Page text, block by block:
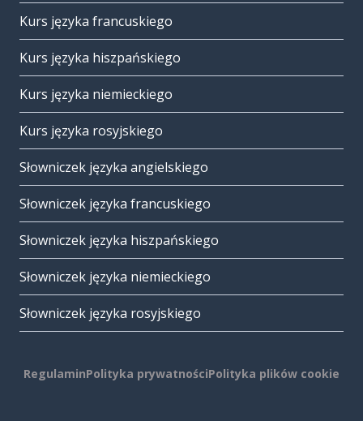
Kurs języka francuskiego
Kurs języka hiszpańskiego
Kurs języka niemieckiego
Kurs języka rosyjskiego
Słowniczek języka angielskiego
Słowniczek języka francuskiego
Słowniczek języka hiszpańskiego
Słowniczek języka niemieckiego
Słowniczek języka rosyjskiego
RegulaminPolityka prywatnościPolityka plików cookie